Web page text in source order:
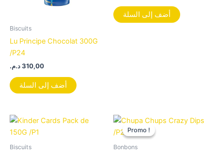
Biscuits
Lu Principe Chocolat 300G
/P24
310,00د.م.
أضف إلى السلة
أضف إلى السلة
Biscuits
Promo !
Promo !
Bonbons
Le
prix
initial
Le
prix